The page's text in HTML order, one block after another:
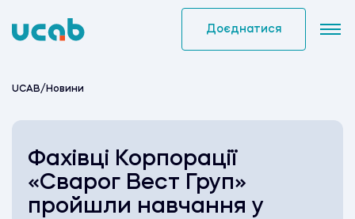
to
Доєднатися
UCAB/ Новини
Фахівці Корпорації
«Сварог Вест Груп»
пройшли навчання у